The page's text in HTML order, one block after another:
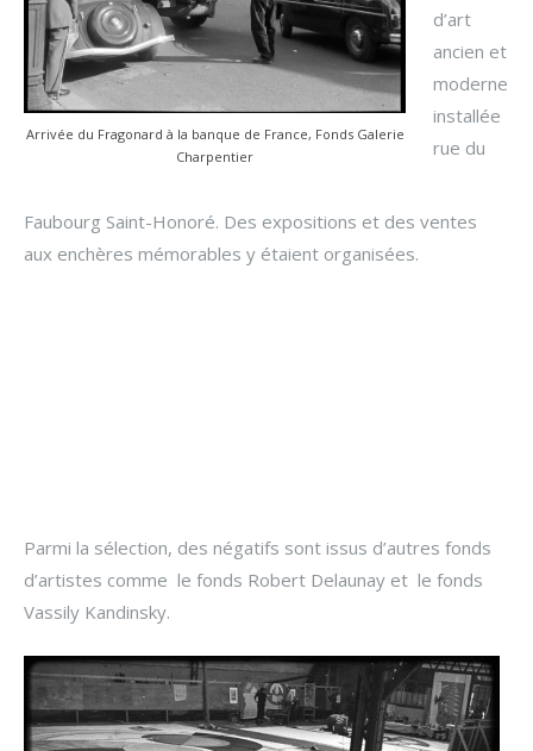
Arrivée du Fragonard à la banque de France, Fonds Galerie
Charpentier
d’art
ancien et
moderne
installée
rue du
Faubourg Saint-Honoré. Des expositions et des ventes
aux enchères mémorables y étaient organisées.
Parmi la sélection, des négatifs sont issus d’autres fonds
d’artistes comme le fonds Robert Delaunay et le fonds
Vassily Kandinsky.